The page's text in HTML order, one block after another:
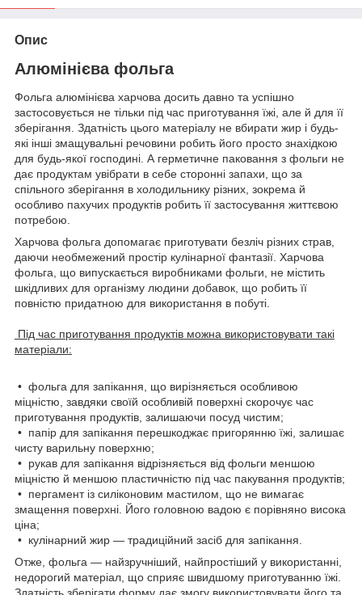
Опис
Алюмінієва фольга
Фольга алюмінієва харчова досить давно та успішно
застосовується не тільки під час приготування їжі, але й для її
зберігання. Здатність цього матеріалу не вбирати жир і будь-
які інші змащувальні речовини робить його просто знахідкою
для будь-якої господині. А герметичне паковання з фольги не
дає продуктам увібрати в себе сторонні запахи, що за
спільного зберігання в холодильнику різних, зокрема й
особливо пахучих продуктів робить її застосування життєвою
потребою.
Харчова фольга допомагає приготувати безліч різних страв,
даючи необмежений простір кулінарної фантазії. Харчова
фольга, що випускається виробниками фольги, не містить
шкідливих для організму людини добавок, що робить її
повністю придатною для використання в побуті.
Під час приготування продуктів можна використовувати такі
матеріали:
• фольга для запікання, що вирізняється особливою
міцністю, завдяки своїй особливій поверхні скорочує час
приготування продуктів, залишаючи посуд чистим;
• папір для запікання перешкоджає пригорянню їжі, залишає
чисту варильну поверхню;
• рукав для запікання відрізняється від фольги меншою
міцністю й меншою пластичністю під час пакування продуктів;
• пергамент із силіконовим мастилом, що не вимагає
змащення поверхні. Його головною вадою є порівняно висока
ціна;
• кулінарний жир — традиційний засіб для запікання.
Отже, фольга — найзручніший, найпростіший у використанні,
недорогий матеріал, що сприяє швидшому приготуванню їжі.